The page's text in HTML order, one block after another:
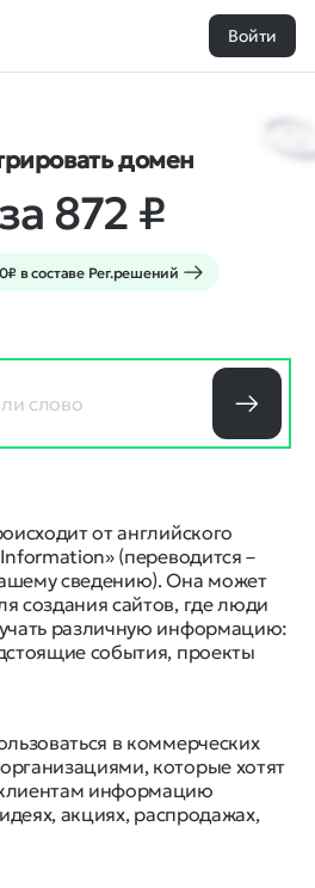
Войти
домен
за 872 ₽
в составе Рег.решений
от английского
(переводится –
сведению). Она может
создания сайтов, где люди
различную информацию:
события, проекты
в коммерческих
которые хотят
информацию
акциях, распродажах,